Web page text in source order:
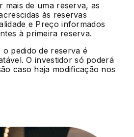
mais de uma reserva, as
às reservas
e Preço informados
à primeira reserva.
pedido de reserva é
O investidor só poderá
caso haja modificação nos